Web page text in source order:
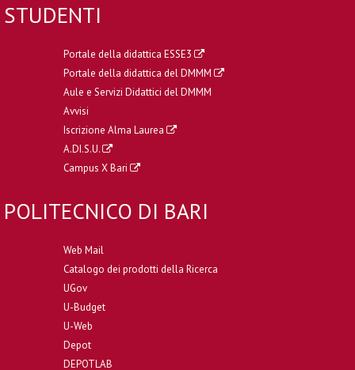
STUDENTI
Portale della didattica ESSE3
Portale della didattica del DMMM
Aule e Servizi Didattici del DMMM
Avvisi
Iscrizione Alma Laurea
A.DI.S.U.
Campus X Bari
POLITECNICO DI BARI
Web Mail
Catalogo dei prodotti della Ricerca
UGov
U-Budget
U-Web
Depot
DEPOTLAB